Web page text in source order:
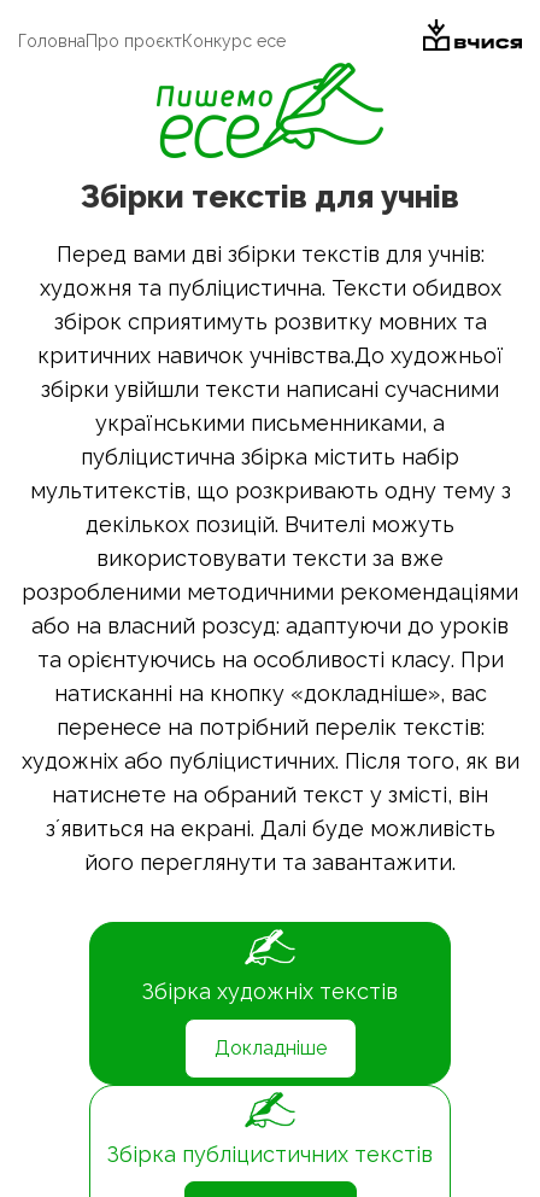
ГоловнаПро проєктКонкурс есе
Збірки текстів для учнів
Перед вами дві збірки текстів для учнів:
художня та публіцистична. Тексти обидвох
збірок сприятимуть розвитку мовних та
критичних навичок учнівства.До художньої
збірки увійшли тексти написані сучасними
українськими письменниками, а
публіцистична збірка містить набір
мультитекстів, що розкривають одну тему з
декількох позицій. Вчителі можуть
використовувати тексти за вже
розробленими методичними рекомендаціями
або на власний розсуд: адаптуючи до уроків
та орієнтуючись на особливості класу. При
натисканні на кнопку «докладніше», вас
перенесе на потрібний перелік текстів:
художніх або публіцистичних. Після того, як ви
натиснете на обраний текст у змісті, він
зʼявиться на екрані. Далі буде можливість
його переглянути та завантажити.
Збірка художніх текстів
Докладніше
Збірка публіцистичних текстів